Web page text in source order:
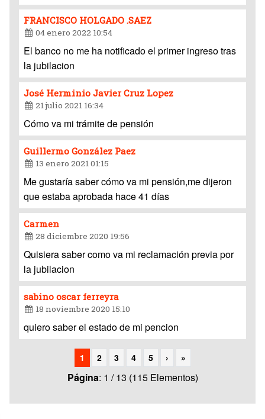
FRANCISCO HOLGADO .SAEZ
04 enero 2022 10:54
El banco no me ha notificado el primer ingreso tras
la jubilacion
José Herminio Javier Cruz Lopez
21 julio 2021 16:34
Cómo va mi trámite de pensión
Guillermo González Paez
13 enero 2021 01:15
Me gustaría saber cómo va mi pensión,me dijeron
que estaba aprobada hace 41 días
Carmen
28 diciembre 2020 19:56
Quisiera saber como va mi reclamación previa por
la jubilacion
sabino oscar ferreyra
18 noviembre 2020 15:10
quiero saber el estado de mi pencion
1 2 3 4 5 › »
Página: 1 / 13 (115 Elementos)